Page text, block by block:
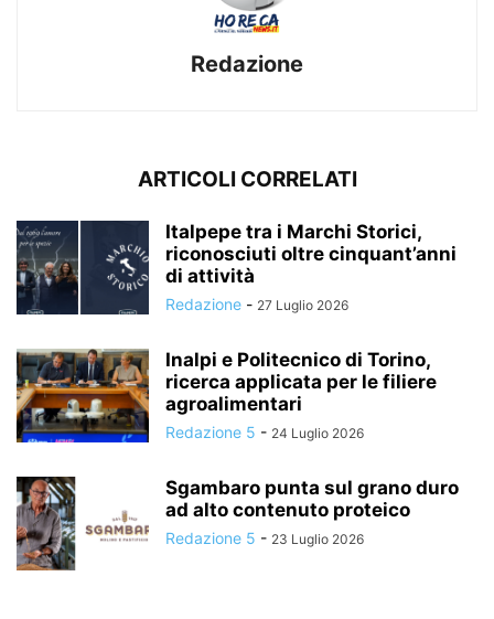
Redazione
ARTICOLI CORRELATI
Italpepe tra i Marchi Storici,
riconosciuti oltre cinquant’anni
di attività
Redazione - 27 Luglio 2026
Inalpi e Politecnico di Torino,
ricerca applicata per le filiere
agroalimentari
Redazione 5 - 24 Luglio 2026
Sgambaro punta sul grano duro
ad alto contenuto proteico
Redazione 5 - 23 Luglio 2026